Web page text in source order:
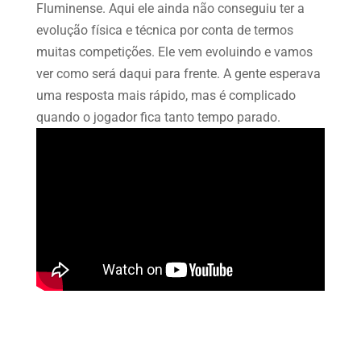
Fluminense. Aqui ele ainda não conseguiu ter a
evolução física e técnica por conta de termos
muitas competições. Ele vem evoluindo e vamos
ver como será daqui para frente. A gente esperava
uma resposta mais rápido, mas é complicado
quando o jogador fica tanto tempo parado.